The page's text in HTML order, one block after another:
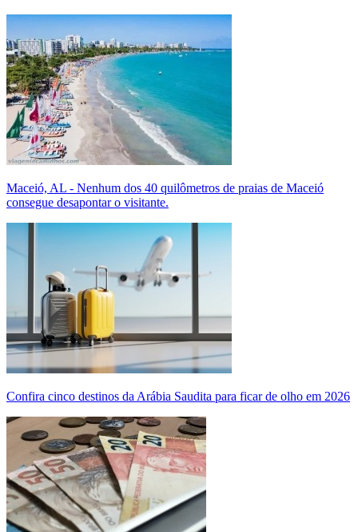
Maceió, AL - Nenhum dos 40 quilômetros de praias de Maceió
consegue desapontar o visitante.
Confira cinco destinos da Arábia Saudita para ficar de olho em 2026